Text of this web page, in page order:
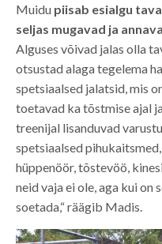
Muidu piisab esialgu
seljas mugavad ja
Alguses võivad jalas olla
otsustad alaga tegelema
spetsiaalsed jalatsid, mis
toetavad ka tõstmise ajal
treenijal lisanduvad
spetsiaalsed
hüppenöör, tõstevöö,
neid vaja ei ole, aga kui on
soetada,“ räägib Madis.